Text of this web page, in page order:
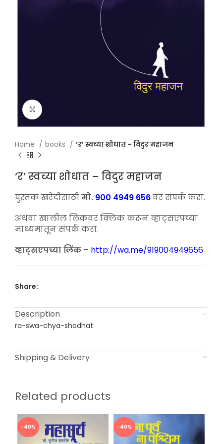
Home books ‘र’ स्वच्या शोधात – विदुर महाजन
‘र’ स्वच्या शोधात – विदुर महाजन
पुस्तक खरेदीसाठीमो. 900 4949 656वर संपर्क करा.
अथवा खालील लिंकवर क्लिक करून व्हाट्सएपच्या
माध्यमातून संपर्क करा.
व्हाट्सएपच्या लिंक – http://wa.me/919004949656
Share:
Description
ra-swa-chya-shodhat
Shipping & Delivery
Related products
-40% -40%